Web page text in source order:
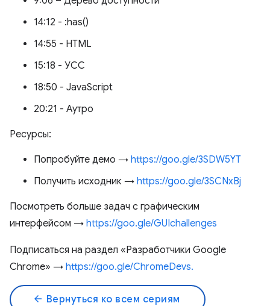
14:12 - :has()
14:55 - HTML
15:18 - УСС
18:50 - JavaScript
20:21 - Аутро
Ресурсы:
Попробуйте демо → https://goo.gle/3SDW5YT
Получить исходник → https://goo.gle/3SCNxBj
Посмотреть больше задач с графическим
интерфейсом → https://goo.gle/GUIchallenges
Подписаться на раздел «Разработчики Google
Chrome» → https://goo.gle/ChromeDevs.
arrow_back Вернуться ко всем сериям